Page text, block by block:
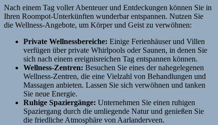
Nach einem Tag voller Abenteuer und Entdeckungen können Sie in
Ihren Roompot-Unterkünften wunderbar entspannen. Nutzen Sie
die Wellness-Angebote, um Körper und Geist zu verwöhnen:
Private Wellnessbereiche: Einige Ferienhäuser und Villen
verfügen über private Whirlpools oder Saunen, in denen Sie
sich nach einem ereignisreichen Tag entspannen können.
Wellness-Zentren: Besuchen Sie eines der nahegelegenen
Wellness-Zentren, die eine Vielzahl von Behandlungen und
Massagen anbieten. Lassen Sie sich verwöhnen und tanken
Sie neue Energie.
Ruhige Spaziergänge: Unternehmen Sie einen ruhigen
Spaziergang durch die umliegende Natur und genießen Sie
die friedliche Atmosphäre von Aarlanderveen.